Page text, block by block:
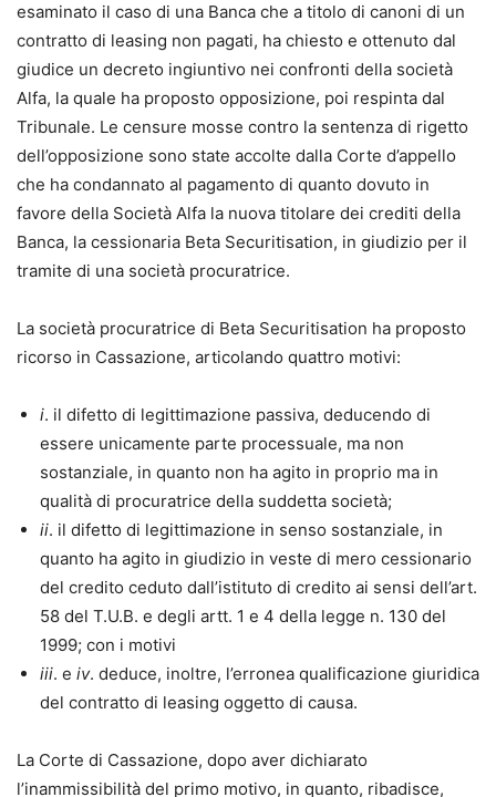
esaminato il caso di una Banca che a titolo di canoni di un
contratto di leasing non pagati, ha chiesto e ottenuto dal
giudice un decreto ingiuntivo nei confronti della società
Alfa, la quale ha proposto opposizione, poi respinta dal
Tribunale. Le censure mosse contro la sentenza di rigetto
dell’opposizione sono state accolte dalla Corte d’appello
che ha condannato al pagamento di quanto dovuto in
favore della Società Alfa la nuova titolare dei crediti della
Banca, la cessionaria Beta Securitisation, in giudizio per il
tramite di una società procuratrice.
La società procuratrice di Beta Securitisation ha proposto
ricorso in Cassazione, articolando quattro motivi:
i. il difetto di legittimazione passiva, deducendo di
essere unicamente parte processuale, ma non
sostanziale, in quanto non ha agito in proprio ma in
qualità di procuratrice della suddetta società;
ii. il difetto di legittimazione in senso sostanziale, in
quanto ha agito in giudizio in veste di mero cessionario
del credito ceduto dall’istituto di credito ai sensi dell’art.
58 del T.U.B. e degli artt. 1 e 4 della legge n. 130 del
1999; con i motivi
iii. e iv. deduce, inoltre, l’erronea qualificazione giuridica
del contratto di leasing oggetto di causa.
La Corte di Cassazione, dopo aver dichiarato
l’inammissibilità del primo motivo, in quanto, ribadisce,